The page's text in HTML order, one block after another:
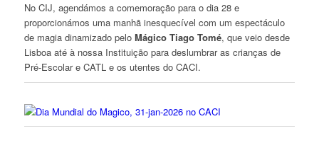
No CIJ, agendámos a comemoração para o dia 28 e
proporcionámos uma manhã inesquecível com um espectáculo
de magia dinamizado pelo Mágico Tiago Tomé, que veio desde
Lisboa até à nossa Instituição para deslumbrar as crianças de
Pré-Escolar e CATL e os utentes do CACI.